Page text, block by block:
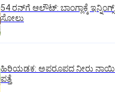
54 ರನ್‌ಗೆ ಆಲೌಟ್‌: ಬಾಂಗ್ಲಾಕ್ಕೆ ಇನ್ನಿಂಗ್ಸ್‌
ಸೋಲು
ಹಿರಿಯಡಕ: ಅಪರೂಪದ ನೀರು ನಾಯಿ
ಪತ್ತೆ